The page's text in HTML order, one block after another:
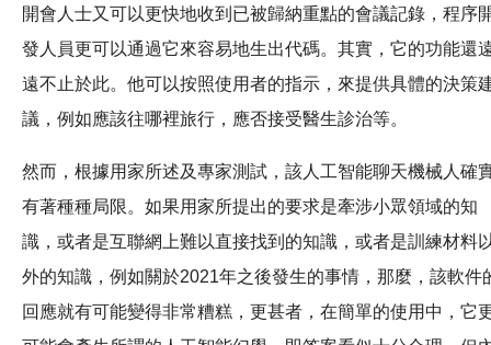
開會人士又可以更快地收到已被歸納重點的會議記錄，程序
發人員更可以通過它來容易地生出代碼。其實，它的功能還
遠不止於此。他可以按照使用者的指示，來提供具體的決策
議，例如應該往哪裡旅行，應否接受醫生診治等。
然而，根據用家所述及專家測試，該人工智能聊天機械人確
有著種種局限。如果用家所提出的要求是牽涉小眾領域的知
識，或者是互聯網上難以直接找到的知識，或者是訓練材料
外的知識，例如關於2021年之後發生的事情，那麼，該軟件
回應就有可能變得非常糟糕，更甚者，在簡單的使用中，它